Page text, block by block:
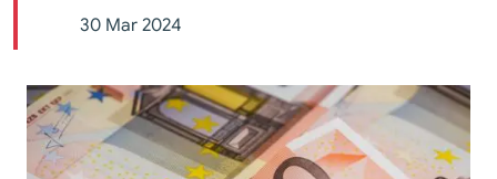
30 Mar 2024